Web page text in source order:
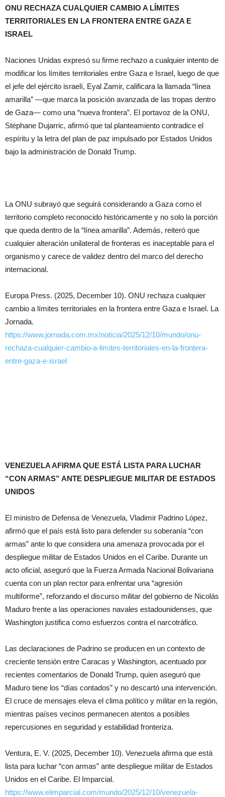
ONU RECHAZA CUALQUIER CAMBIO A LÍMITES
TERRITORIALES EN LA FRONTERA ENTRE GAZA E
ISRAEL
Naciones Unidas expresó su firme rechazo a cualquier intento de
modificar los límites territoriales entre Gaza e Israel, luego de que
el jefe del ejército israelí, Eyal Zamir, calificara la llamada “línea
amarilla” —que marca la posición avanzada de las tropas dentro
de Gaza— como una “nueva frontera”. El portavoz de la ONU,
Stéphane Dujarric, afirmó que tal planteamiento contradice el
espíritu y la letra del plan de paz impulsado por Estados Unidos
bajo la administración de Donald Trump.
La ONU subrayó que seguirá considerando a Gaza como el
territorio completo reconocido históricamente y no solo la porción
que queda dentro de la “línea amarilla”. Además, reiteró que
cualquier alteración unilateral de fronteras es inaceptable para el
organismo y carece de validez dentro del marco del derecho
internacional.
Europa Press. (2025, December 10). ONU rechaza cualquier
cambio a límites territoriales en la frontera entre Gaza e Israel. La
Jornada.
https://www.jornada.com.mx/noticia/2025/12/10/mundo/onu-
rechaza-cualquier-cambio-a-limites-territoriales-en-la-frontera-
entre-gaza-e-israel
VENEZUELA AFIRMA QUE ESTÁ LISTA PARA LUCHAR
“CON ARMAS” ANTE DESPLIEGUE MILITAR DE ESTADOS
UNIDOS
El ministro de Defensa de Venezuela, Vladimir Padrino López,
afirmó que el país está listo para defender su soberanía “con
armas” ante lo que considera una amenaza provocada por el
despliegue militar de Estados Unidos en el Caribe. Durante un
acto oficial, aseguró que la Fuerza Armada Nacional Bolivariana
cuenta con un plan rector para enfrentar una “agresión
multiforme”, reforzando el discurso militar del gobierno de Nicolás
Maduro frente a las operaciones navales estadounidenses, que
Washington justifica como esfuerzos contra el narcotráfico.
Las declaraciones de Padrino se producen en un contexto de
creciente tensión entre Caracas y Washington, acentuado por
recientes comentarios de Donald Trump, quien aseguró que
Maduro tiene los “días contados” y no descartó una intervención.
El cruce de mensajes eleva el clima político y militar en la región,
mientras países vecinos permanecen atentos a posibles
repercusiones en seguridad y estabilidad fronteriza.
Ventura, E. V. (2025, December 10). Venezuela afirma que está
lista para luchar “con armas” ante despliegue militar de Estados
Unidos en el Caribe. El Imparcial.
https://www.elimparcial.com/mundo/2025/12/10/venezuela-